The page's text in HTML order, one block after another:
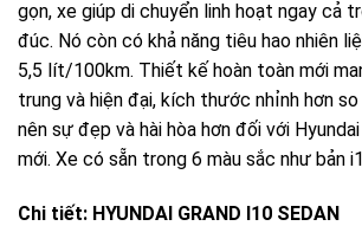
gọn, xe giúp di chuyển linh hoạt ngay cả
đúc. Nó còn có khả năng tiêu hao nhiên
5,5 lít/100km. Thiết kế hoàn toàn mới
trung và hiện đại, kích thước nhỉnh hơn
nên sự đẹp và hài hòa hơn đối với
mới. Xe có sẵn trong 6 màu sắc như bản
Chi tiết: HYUNDAI GRAND I10 SEDAN